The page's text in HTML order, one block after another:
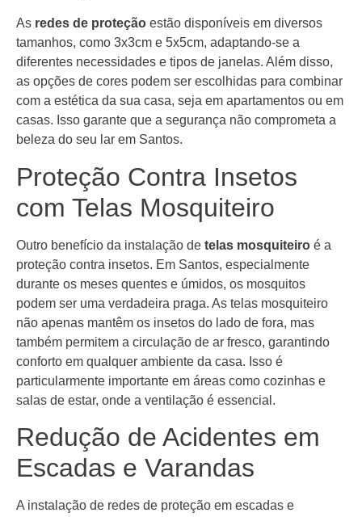
As redes de proteção estão disponíveis em diversos
tamanhos, como 3x3cm e 5x5cm, adaptando-se a
diferentes necessidades e tipos de janelas. Além disso,
as opções de cores podem ser escolhidas para combinar
com a estética da sua casa, seja em apartamentos ou em
casas. Isso garante que a segurança não comprometa a
beleza do seu lar em Santos.
Proteção Contra Insetos
com Telas Mosquiteiro
Outro benefício da instalação de telas mosquiteiro é a
proteção contra insetos. Em Santos, especialmente
durante os meses quentes e úmidos, os mosquitos
podem ser uma verdadeira praga. As telas mosquiteiro
não apenas mantêm os insetos do lado de fora, mas
também permitem a circulação de ar fresco, garantindo
conforto em qualquer ambiente da casa. Isso é
particularmente importante em áreas como cozinhas e
salas de estar, onde a ventilação é essencial.
Redução de Acidentes em
Escadas e Varandas
A instalação de redes de proteção em escadas e